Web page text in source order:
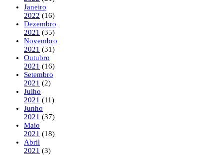
Janeiro
2022 (16)
Dezembro
2021 (35)
Novembro
2021 (31)
Outubro
2021 (16)
Setembro
2021 (2)
Julho
2021 (11)
Junho
2021 (37)
Maio
2021 (18)
Abril
2021 (3)